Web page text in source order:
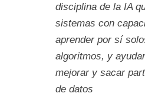
disciplina de la IA
sistemas con
aprender por sí
algoritmos, y
mejorar y sacar
de datos